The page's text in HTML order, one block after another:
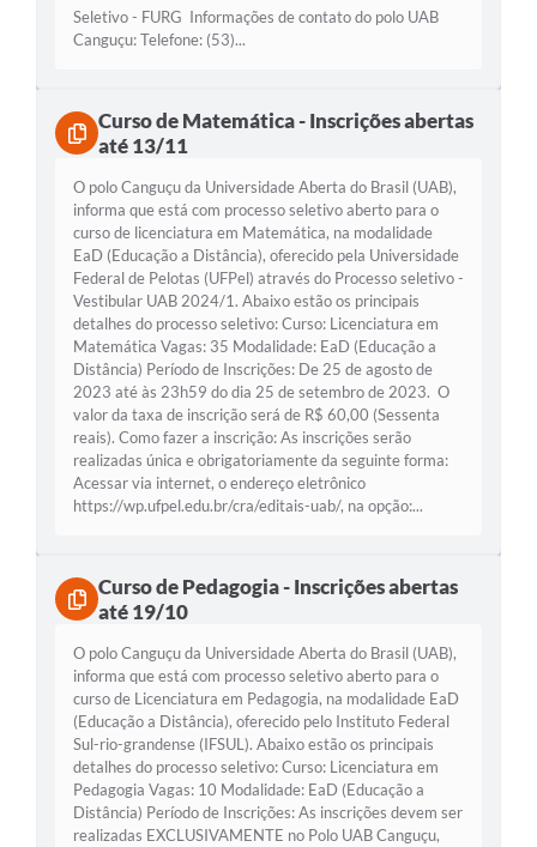
Seletivo - FURG Informações de contato do polo UAB
Canguçu: Telefone: (53)...
Curso de Matemática - Inscrições abertas
até 13/11
O polo Canguçu da Universidade Aberta do Brasil (UAB),
informa que está com processo seletivo aberto para o
curso de licenciatura em Matemática, na modalidade
EaD (Educação a Distância), oferecido pela Universidade
Federal de Pelotas (UFPel) através do Processo seletivo -
Vestibular UAB 2024/1. Abaixo estão os principais
detalhes do processo seletivo: Curso: Licenciatura em
Matemática Vagas: 35 Modalidade: EaD (Educação a
Distância) Período de Inscrições: De 25 de agosto de
2023 até às 23h59 do dia 25 de setembro de 2023. O
valor da taxa de inscrição será de R$ 60,00 (Sessenta
reais). Como fazer a inscrição: As inscrições serão
realizadas única e obrigatoriamente da seguinte forma:
Acessar via internet, o endereço eletrônico
https://wp.ufpel.edu.br/cra/editais-uab/, na opção:...
Curso de Pedagogia - Inscrições abertas
até 19/10
O polo Canguçu da Universidade Aberta do Brasil (UAB),
informa que está com processo seletivo aberto para o
curso de Licenciatura em Pedagogia, na modalidade EaD
(Educação a Distância), oferecido pelo Instituto Federal
Sul-rio-grandense (IFSUL). Abaixo estão os principais
detalhes do processo seletivo: Curso: Licenciatura em
Pedagogia Vagas: 10 Modalidade: EaD (Educação a
Distância) Período de Inscrições: As inscrições devem ser
realizadas EXCLUSIVAMENTE no Polo UAB Canguçu,